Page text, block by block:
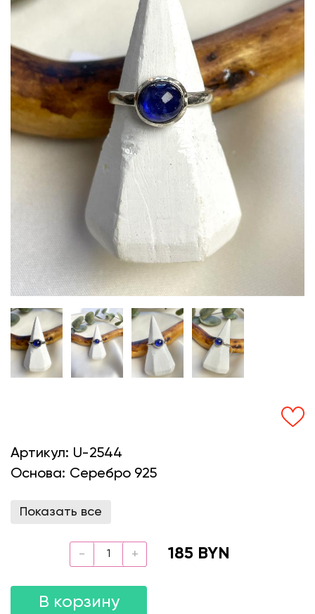
Артикул: U-2544
Основа: Серебро 925
Показать все
185 BYN
В корзину